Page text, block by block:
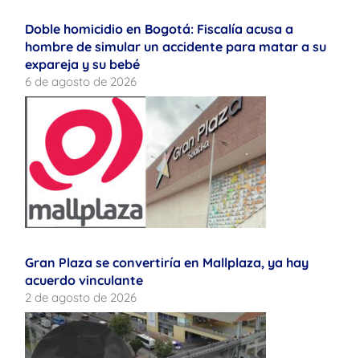
Doble homicidio en Bogotá: Fiscalía acusa a
hombre de simular un accidente para matar a su
expareja y su bebé
6 de agosto de 2026
Gran Plaza se convertiría en Mallplaza, ya hay
acuerdo vinculante
2 de agosto de 2026